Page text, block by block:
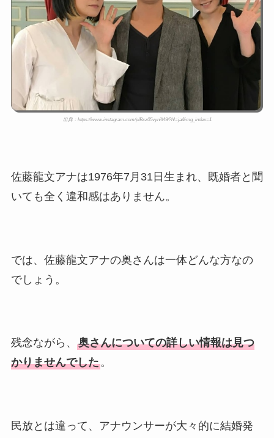
真が美人！息子や夫妻の最新
情報や離婚の噂も調査！
大川橋蔵の奥さん・真理子は
今も生きてる？息子は俳優で
誰かも調査！
高木豊の妻は宮内千早！再婚
の馴れ初めに元嫁との結婚や
出典：https://www.instagram.com/p/Bxz05vyniM9/?hl=ja&img_index=1
佐藤龍文アナは1976年7月31日生まれ、既婚者と聞
いても全く違和感はありません。
では、佐藤龍文アナの奥さんは一体どんな方なの
でしょう。
残念ながら、 奥さんについての詳しい情報は見つ
かりませんでした。
民放とは違って、アナウンサーが大々的に結婚発